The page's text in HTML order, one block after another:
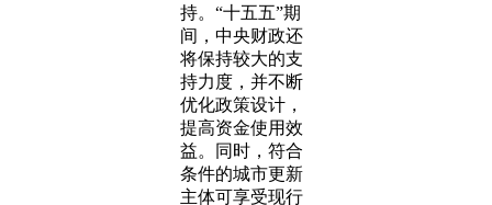
持。“十五五”期
间，中央财政还
将保持较大的支
持力度，并不断
优化政策设计，
提高资金使用效
益。同时，符合
条件的城市更新
主体可享受现行